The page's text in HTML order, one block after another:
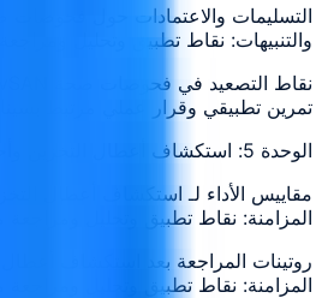
والتنبيهات: نقاط تطبيق وتحليل
تمرين تطبيقي وقرار عملي مرتبط
الوحدة 5: استكشاف أعطال التخزين وأحداث إعادة المزامنة
مقاييس الأداء لـ استكشاف أعطال
المزامنة: نقاط تطبيق وتحليل
روتينات المراجعة بعد استكشاف أعطال
المزامنة: نقاط تطبيق وتحليل